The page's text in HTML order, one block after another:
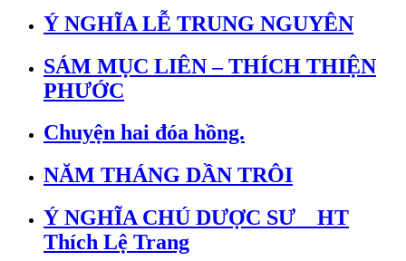
Ý NGHĨA LỄ TRUNG NGUYÊN
SÁM MỤC LIÊN – THÍCH THIỆN
PHƯỚC
Chuyện hai đóa hồng.
NĂM THÁNG DẦN TRÔI
Ý NGHĨA CHÚ DƯỢC SƯ _ HT
Thích Lệ Trang